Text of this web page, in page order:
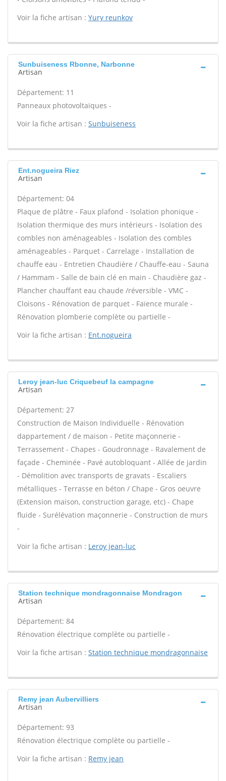
Voir la fiche artisan : Yury reunkov
Sunbuiseness Rbonne, Narbonne
Artisan
Département: 11
Panneaux photovoltaïques -
Voir la fiche artisan : Sunbuiseness
Ent.nogueira Riez
Artisan
Département: 04
Plaque de plâtre - Faux plafond - Isolation phonique -
Isolation thermique des murs intérieurs - Isolation des
combles non aménageables - Isolation des combles
aménageables - Parquet - Carrelage - Installation de
chauffe eau - Entretien Chaudière / Chauffe-eau - Sauna
/ Hammam - Salle de bain clé en main - Chaudière gaz -
Plancher chauffant eau chaude /réversible - VMC -
Cloisons - Rénovation de parquet - Faïence murale -
Rénovation plomberie complète ou partielle -
Voir la fiche artisan : Ent.nogueira
Leroy jean-luc Criquebeuf la campagne
Artisan
Département: 27
Construction de Maison Individuelle - Rénovation
dappartement / de maison - Petite maçonnerie -
Terrassement - Chapes - Goudronnage - Ravalement de
façade - Cheminée - Pavé autobloquant - Allée de jardin
- Démolition avec transports de gravats - Escaliers
métalliques - Terrasse en béton / Chape - Gros oeuvre
(Extension maison, construction garage, etc) - Chape
fluide - Surélévation maçonnerie - Construction de murs
-
Voir la fiche artisan : Leroy jean-luc
Station technique mondragonnaise Mondragon
Artisan
Département: 84
Rénovation électrique complète ou partielle -
Voir la fiche artisan : Station technique mondragonnaise
Remy jean Aubervilliers
Artisan
Département: 93
Rénovation électrique complète ou partielle -
Voir la fiche artisan : Remy jean